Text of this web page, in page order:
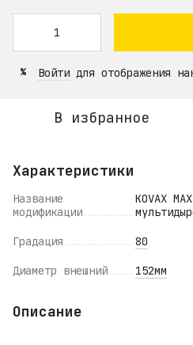
% Войти для отображения
В избранное
Характеристики
Название
модификации
KOVAX
Градация 80
Диаметр внешний 152мм
Описание